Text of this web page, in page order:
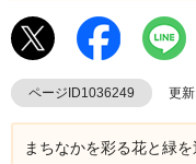
ページID1036249 更新
まちなかを彩る花と緑